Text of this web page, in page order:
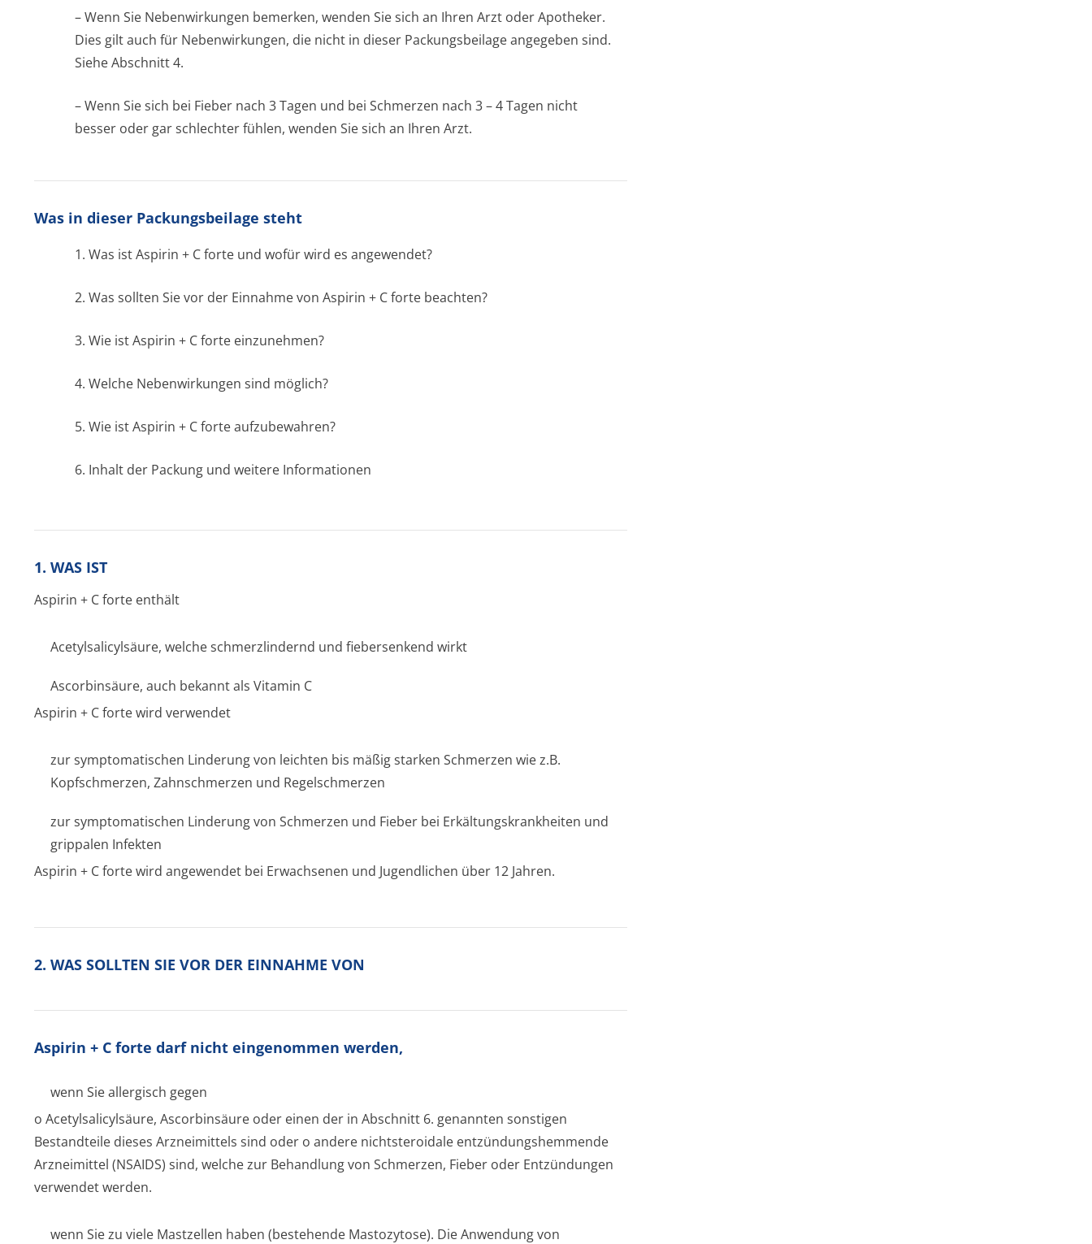
– Wenn Sie Nebenwirkungen bemerken, wenden Sie sich an Ihren Arzt oder Apotheker.
Dies gilt auch für Nebenwirkungen, die nicht in dieser Packungsbeilage angegeben sind.
Siehe Abschnitt 4.
– Wenn Sie sich bei Fieber nach 3 Tagen und bei Schmerzen nach 3 – 4 Tagen nicht
besser oder gar schlechter fühlen, wenden Sie sich an Ihren Arzt.
Was in dieser Packungsbeilage steht
1. Was istAspirin + C forte und wofür wird es angewendet?
2. Was sollten Sie vor der Einnahme von Aspirin + C forte beachten?
3. Wie istAspirin + C forte einzunehmen?
4. Welche Nebenwirkungen sind möglich?
5. Wie istAspirin + C forteaufzubewahren?
6. Inhalt der Packung und weitere Informationen
1. WAS IST
Aspirin + C forte enthält
Acetylsalicylsäure, welche schmerzlindernd und fiebersenkend wirkt
Ascorbinsäure, auch bekannt als Vitamin C
Aspirin + C fortewird verwendet
zur symptomatischen Linderung von leichten bis mäßig starken Schmerzen wie z.B.
Kopfschmerzen, Zahnschmerzen und Regelschmerzen
zur symptomatischen Linderung von Schmerzen und Fieber bei Erkältungskran­kheiten und
grippalen Infekten
Aspirin + C fortewird angewendet bei Erwachsenen und Jugendlichen über 12 Jahren.
2. WAS SOLLTEN SIE VOR DER EINNAHME VON
Aspirin + C forte darf nicht eingenommen werden,
wenn Sie allergisch gegen
o Acetylsalicyl­säure, Ascorbinsäure oder einen der in Abschnitt 6. genannten sonstigen
Bestandteile dieses Arzneimittels sind oder o andere nichtsteroidale entzündungshemmende
Arzneimittel (NSAIDS) sind, welche zur Behandlung von Schmerzen, Fieber oder Entzündungen
verwendet werden.
wenn Sie zu viele Mastzellen haben (bestehende Mastozytose). Die Anwendung von